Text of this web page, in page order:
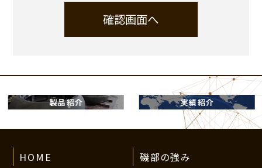
個人情報を取得する場合は、利用目的
をできる限り具体的に特定します。個人
利用目的を通知または公表するととも
に、個人情報をその利用目的の範囲内
において適切に取り扱うものとします。
また、その利用についてはご本人のご同
意をいただくものとします。
確認画面へ
製品紹介 実績紹介
HOME
磯部の強み